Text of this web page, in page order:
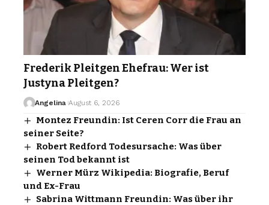
Frederik Pleitgen Ehefrau: Wer ist
Justyna Pleitgen?
Angelina August 6, 2026
Montez Freundin: Ist Ceren Corr die Frau an
seiner Seite?
Robert Redford Todesursache: Was über
seinen Tod bekannt ist
Werner Mürz Wikipedia: Biografie, Beruf
und Ex-Frau
Sabrina Wittmann Freundin: Was über ihr